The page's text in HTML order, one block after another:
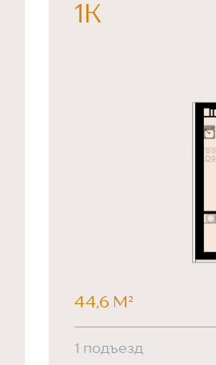
1К
44,6 М²
1 подъезд